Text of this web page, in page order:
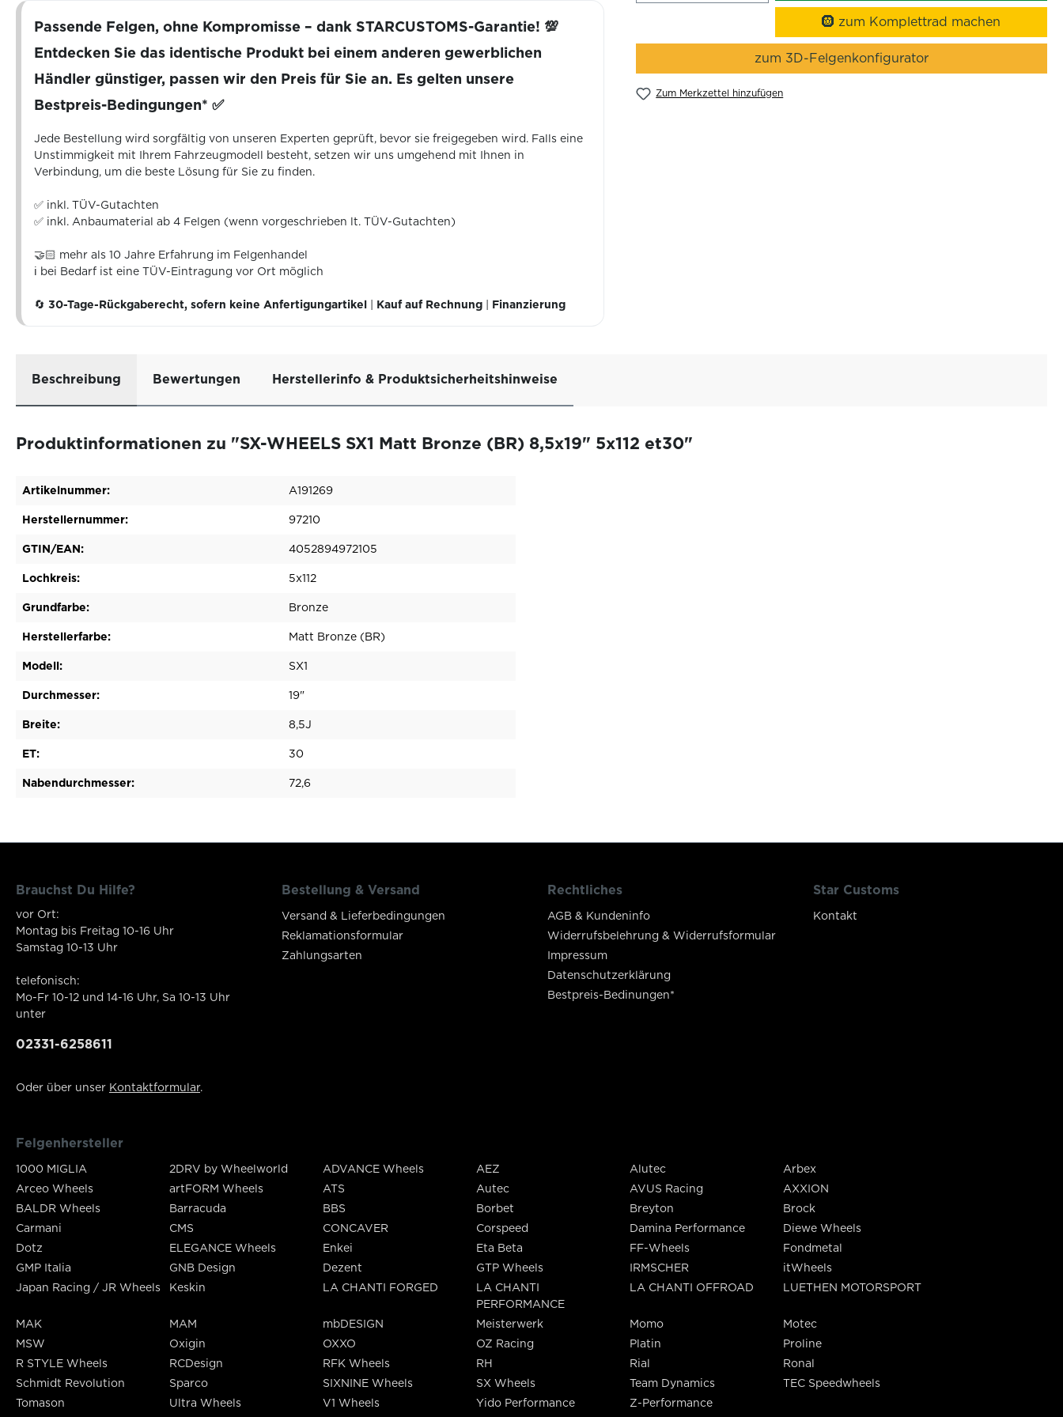
Passende Felgen, ohne Kompromisse – dank STARCUSTOMS-Garantie! 💯
Entdecken Sie das identische Produkt bei einem anderen gewerblichen
Händler günstiger, passen wir den Preis für Sie an. Es gelten unsere
Bestpreis-Bedingungen* ✅
Jede Bestellung wird sorgfältig von unseren Experten geprüft, bevor sie freigegeben wird. Falls eine
Unstimmigkeit mit Ihrem Fahrzeugmodell besteht, setzen wir uns umgehend mit Ihnen in
Verbindung, um die beste Lösung für Sie zu finden.
✅ inkl. TÜV-Gutachten
✅ inkl. Anbaumaterial ab 4 Felgen (wenn vorgeschrieben lt. TÜV-Gutachten)
🤝🏻 mehr als 10 Jahre Erfahrung im Felgenhandel
ℹ️ bei Bedarf ist eine TÜV-Eintragung vor Ort möglich
🔄30-Tage-Rückgaberecht, sofern keine Anfertigungartikel Kauf auf Rechnung Finanzierung
🛞 zum Komplettrad machen
zum 3D-Felgenkonfigurator
Zum Merkzettel hinzufügen
Beschreibung Bewertungen Herstellerinfo & Produktsicherheitshinweise
Produktinformationen zu "SX-WHEELS SX1 Matt Bronze (BR) 8,5x19" 5x112 et30"
Artikelnummer: A191269
Herstellernummer: 97210
GTIN/EAN: 4052894972105
Lochkreis: 5x112
Grundfarbe: Bronze
Herstellerfarbe: Matt Bronze (BR)
Modell: SX1
Durchmesser: 19"
Breite: 8,5J
ET: 30
Nabendurchmesser: 72,6
Brauchst Du Hilfe?
vor Ort:
Montag bis Freitag 10-16 Uhr
Samstag 10-13 Uhr
telefonisch:
Mo-Fr 10-12 und 14-16 Uhr, Sa 10-13 Uhr
unter
02331-6258611
Oder über unser Kontaktformular.
Bestellung & Versand
Versand & Lieferbedingungen
Reklamationsformular
Zahlungsarten
Rechtliches
AGB & Kundeninfo
Widerrufsbelehrung & Widerrufsformular
Impressum
Datenschutzerklärung
Bestpreis-Bedinungen*
Star Customs
Kontakt
Felgenhersteller
1000 MIGLIA 2DRV by Wheelworld ADVANCE Wheels AEZ Alutec
Arbex
Arceo Wheels
artFORM Wheels ATS Autec AVUS Racing
AXXION
BALDR Wheels
Barracuda BBS Borbet Breyton
Brock
Carmani
CMS CONCAVER Corspeed Damina Performance
Diewe Wheels
Dotz
ELEGANCE Wheels Enkei Eta Beta FF-Wheels
Fondmetal
GMP Italia
GNB Design Dezent GTP Wheels IRMSCHER
itWheels
Japan Racing / JR Wheels
Keskin LA CHANTI FORGED
LA CHANTI
PERFORMANCE
LA CHANTI OFFROAD LUETHEN MOTORSPORT
MAK MAM mbDESIGN Meisterwerk Momo
Motec
MSW
Oxigin OXXO OZ Racing Platin
Proline
R STYLE Wheels
RCDesign RFK Wheels RH Rial
Ronal
Schmidt Revolution
Sparco SIXNINE Wheels SX Wheels Team Dynamics
TEC Speedwheels
Tomason
Ultra Wheels V1 Wheels Yido Performance Z-Performance